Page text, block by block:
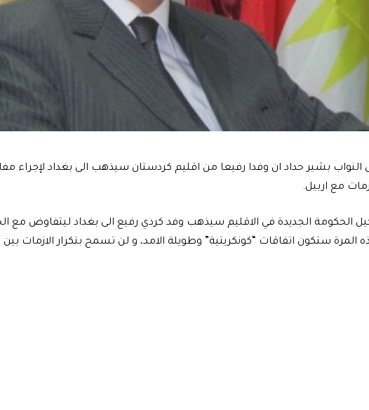
بشير حداد ان وفدا رفيعا من اقليم كردستان سيذهب الى بغداد لإجراء
مع اربيل.
الحكومة الجديدة في الاقليم سيذهب وفد كردي رفيع الى بغداد ليتفاوض مع
المرة ستكون اتفاقات “كونكريتية” وطويلة الامد، و لن تسمح بتكرار الازمات بين